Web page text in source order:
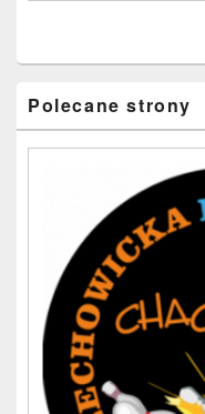
Polecane strony